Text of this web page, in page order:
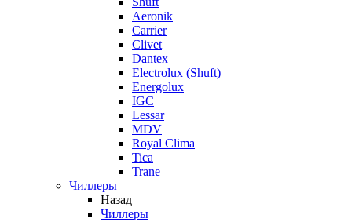
Aeronik
Carrier
Clivet
Dantex
Electrolux (Shuft)
Energolux
IGC
Lessar
MDV
Royal Clima
Tica
Trane
Чиллеры
Назад
Чиллеры